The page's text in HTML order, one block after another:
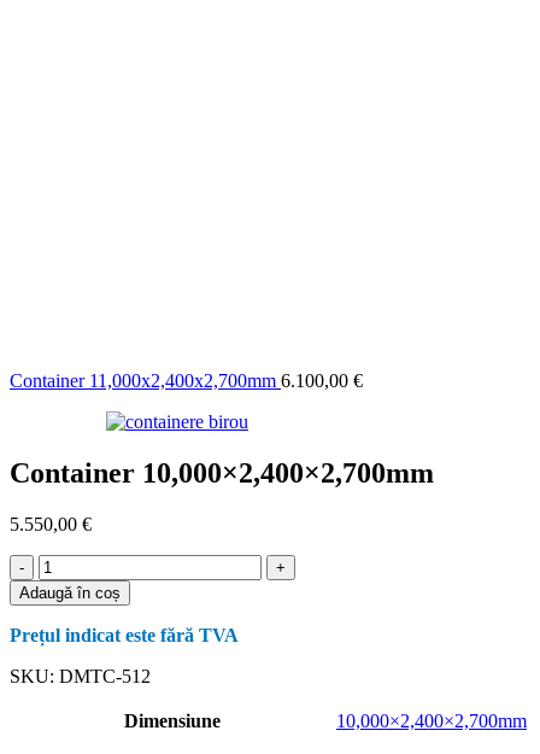
Container 11,000x2,400x2,700mm 6.100,00 €
Container 10,000×2,400×2,700mm
5.550,00 €
Cantitate
Container
10,000x2,400x2,700mm
Adaugă în coș
Prețul indicat este fără TVA
SKU: DMTC-512
Dimensiune 10,000×2,400×2,700mm